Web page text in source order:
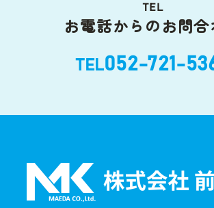
TEL
お電話からのお問合
TEL052-721-